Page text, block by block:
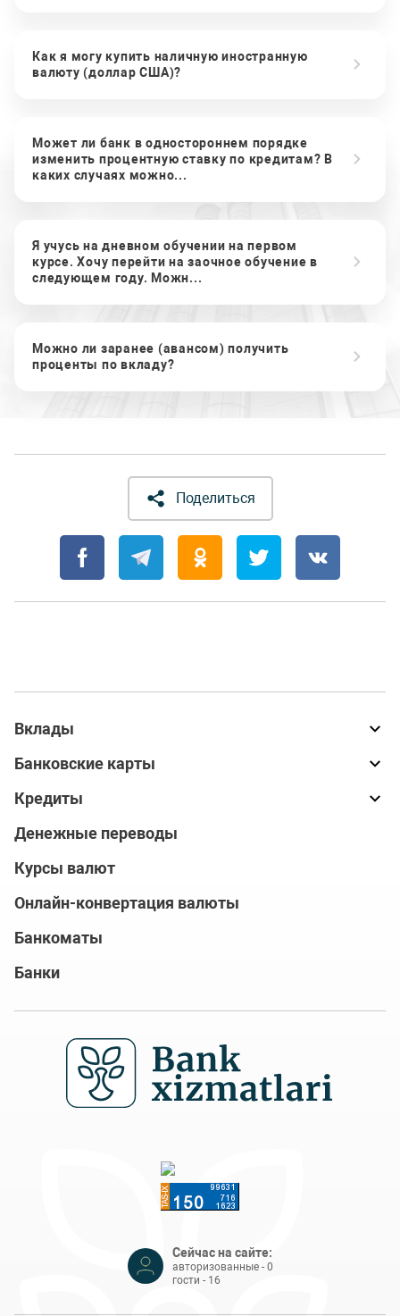
Как я могу купить наличную иностранную
валюту (доллар США)?
Может ли банк в одностороннем порядке
изменить процентную ставку по кредитам? В
каких случаях можно...
Я учусь на дневном обучении на первом
курсе. Хочу перейти на заочное обучение в
следующем году. Можн...
Можно ли заранее (авансом) получить
проценты по вкладу?
Поделиться
Вклады
Банковские карты
Кредиты
Денежные переводы
Курсы валют
Онлайн-конвертация валюты
Банкоматы
Банки
Сейчас на сайте:
авторизованные - 0
гости - 16